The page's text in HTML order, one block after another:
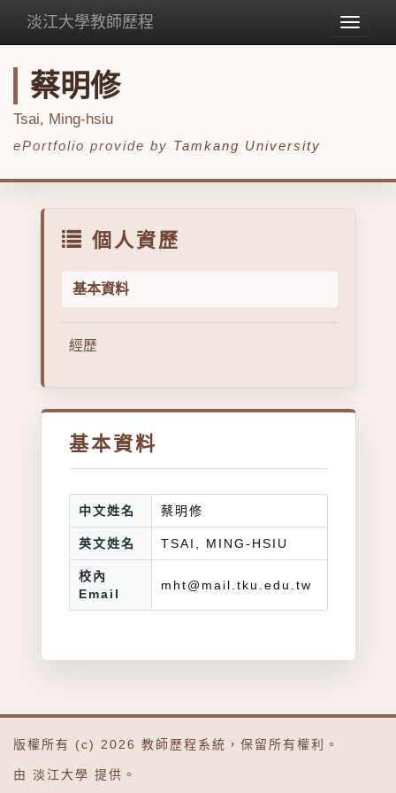
Toggle
淡江大學教師歷程
蔡明修
Tsai, Ming-hsiu
ePortfolio provide by Tamkang University
個人資歷
基本資料
經歷
基本資料
中文姓名 蔡明修
英文姓名 TSAI, MING-HSIU
校內
Email
mht@mail.tku.edu.tw
版權所有 (c) 2026 教師歷程系統 ，保留所有權利。
由 淡江大學 提供。